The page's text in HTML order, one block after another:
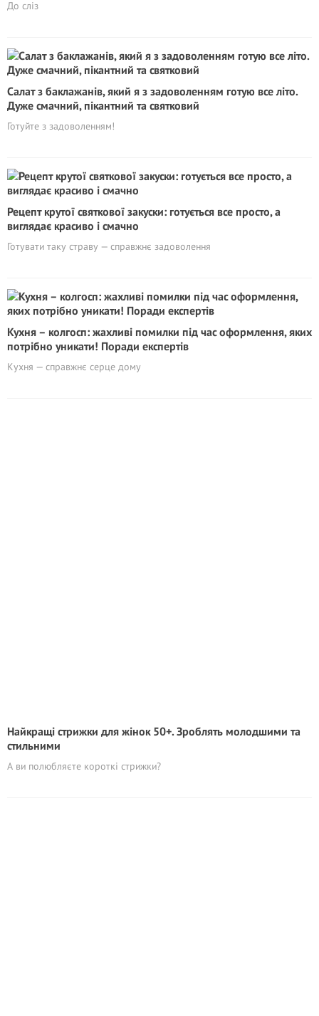
До сліз
Салат з баклажанів, який я з задоволенням готую все літо.
Дуже смачний, пікантний та святковий
Готуйте з задоволенням!
Рецепт крутої святкової закуски: готується все просто, а
виглядає красиво і смачно
Готувати таку страву — справжнє задоволення
Кухня – колгосп: жaxливі помилки під час оформлення, яких
потрібно уникати! Поради експертів
Кухня — справжнє серце дому
Найкращі стрижки для жінок 50+. Зроблять молодшими та
стильними
А ви полюбляєте короткі стрижки?